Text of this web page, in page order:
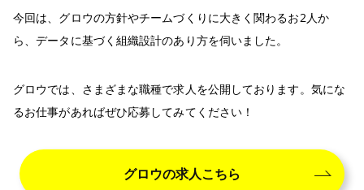
今回は、グロウの方針やチームづくりに大きく関わるお2人か
ら、データに基づく組織設計のあり方を伺いました。
グロウでは、さまざまな職種で求人を公開しております。気にな
るお仕事があればぜひ応募してみてください！
グロウの求人こちら